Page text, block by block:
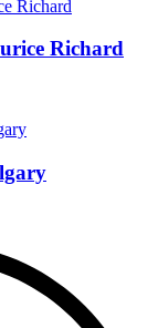
Richard